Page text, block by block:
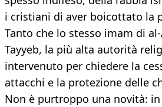
i cristiani di aver boicottato la
Tanto che lo stesso imam di
Tayyeb, la più alta autorità
intervenuto per chiedere la
attacchi e la protezione delle
Non è purtroppo una novità: